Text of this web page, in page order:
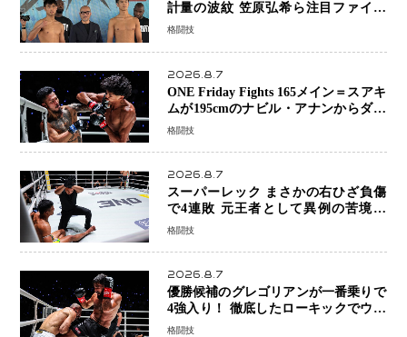
計量の波紋 笠原弘希ら注目ファイタ
ーは契約体重で決戦へ、山本歩夢と平
格闘技
2026.8.7
ONE Friday Fights 165メイン＝スアキ
ムが195cmのナビル・アナンからダウ
ン奪取！猛反撃を耐え抜き判定勝利、
格闘技
2026.8.7
スーパーレック まさかの右ひざ負傷
で4連敗 元王者として異例の苦境…
「アクシデント」でも消えない危険信
格闘技
2026.8.7
優勝候補のグレゴリアンが一番乗りで
4強入り！ 徹底したローキックでウス
ビャンを攻略、判定勝利
格闘技